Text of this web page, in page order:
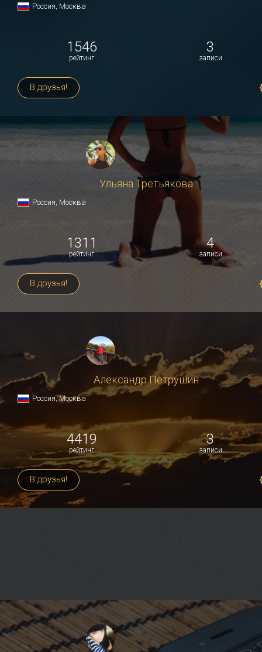
Россия, Москва
1546
рейтинг
3
записи
В друзья!
Ульяна Третьякова
Россия, Москва
1311
рейтинг
4
записи
В друзья!
Александр Петрушин
Россия, Москва
4419
рейтинг
3
записи
В друзья!